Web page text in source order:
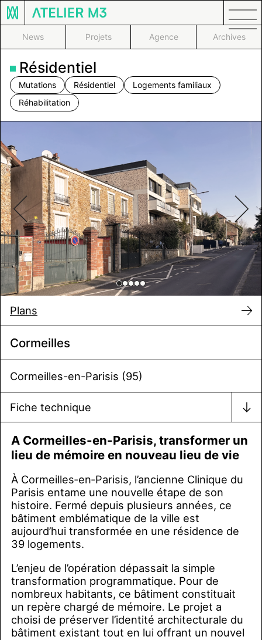
Skip
to
content
News Projets Agence Archives
Résidentiel
Mutations Résidentiel
Logements familiaux
Réhabilitation
Cormeilles
Cormeilles-en-Parisis (95)
Fiche technique
Plans
A Cormeilles-en-Parisis, transformer un
lieu de mémoire en nouveau lieu de vie
À Cormeilles‑en‑Parisis, l’ancienne Clinique du
Parisis entame une nouvelle étape de son
histoire. Fermé depuis plusieurs années, ce
bâtiment emblématique de la ville est
aujourd’hui transformée en une résidence de
39 logements.
L’enjeu de l’opération dépassait la simple
transformation programmatique. Pour de
nombreux habitants, ce bâtiment constituait
un repère chargé de mémoire. Le projet a
choisi de préserver l’identité architecturale du
bâtiment existant tout en lui offrant un nouvel